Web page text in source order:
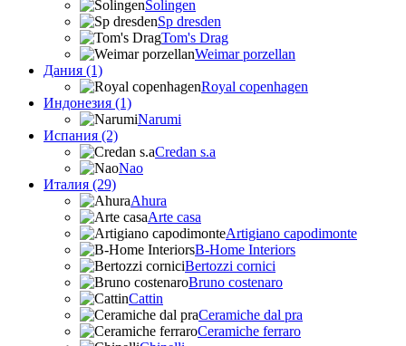
Solingen
Sp dresden
Tom's Drag
Weimar porzellan
Дания (1)
Royal copenhagen
Индонезия (1)
Narumi
Испания (2)
Credan s.a
Nao
Италия (29)
Ahura
Arte casa
Artigiano capodimonte
B-Home Interiors
Bertozzi cornici
Bruno costenaro
Cattin
Ceramiche dal pra
Ceramiche ferraro